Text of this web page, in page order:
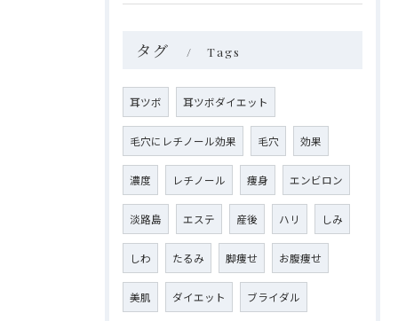
タグ Tags
耳ツボ 耳ツボダイエット
毛穴にレチノール効果 毛穴 効果
濃度 レチノール 痩身 エンビロン
淡路島 エステ 産後 ハリ しみ
しわ たるみ 脚痩せ お腹痩せ
美肌 ダイエット ブライダル